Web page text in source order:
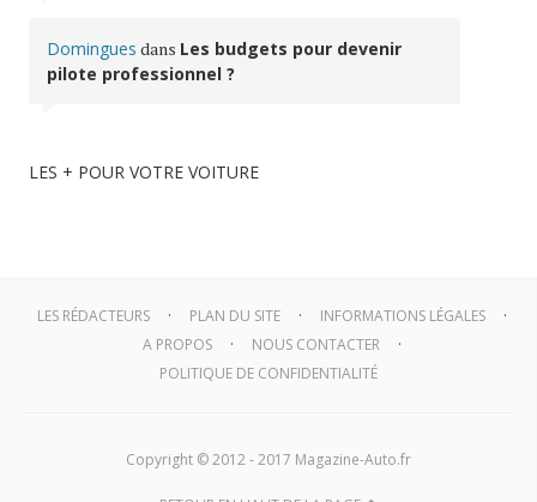
Domingues dans Les budgets pour devenir
pilote professionnel ?
LES + POUR VOTRE VOITURE
LES RÉDACTEURS PLAN DU SITE
INFORMATIONS LÉGALES
A PROPOS
NOUS CONTACTER
POLITIQUE DE CONFIDENTIALITÉ
Copyright © 2012 - 2017 Magazine-Auto.fr